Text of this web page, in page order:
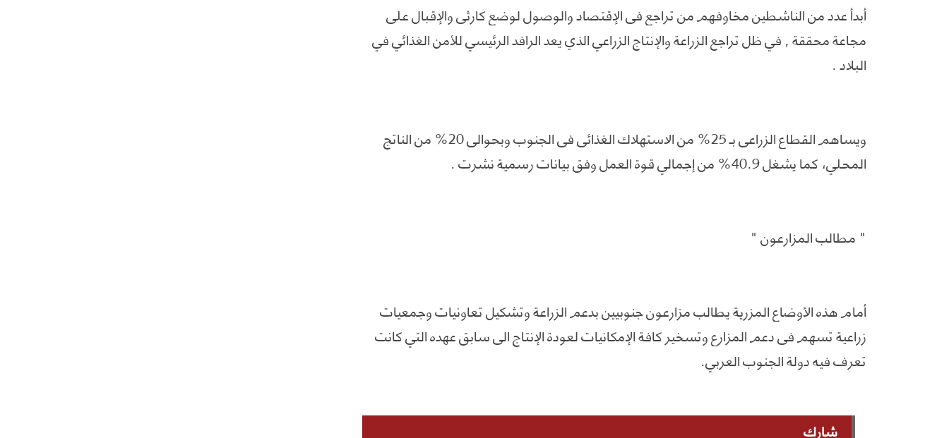
أبدأ عدد من الناشطين مخاوفهم من تراجع في الإقتصاد والوصول لوضع كارثي والإقبال على
مجاعة محققة , في ظل تراجع الزراعة والإنتاج الزراعي الذي يعد الرافد الرئيسي للأمن الغذائي في
البلاد .
ويساهم القطاع الزراعي بـ 25% من الاستهلاك الغذائي في الجنوب وبحوالي 20% من الناتج
المحلي، كما يشغل 40.9% من إجمالي قوة العمل وفق بيانات رسمية نشرت .
" مطالب المزارعون "
أمام هذه الأوضاع المزرية يطالب مزارعون جنوبيين بدعم الزراعة وتشكيل تعاونيات وجمعيات
زراعية تسهم في دعم المزارع وتسخير كافة الإمكانيات لعودة الإنتاج الى سابق عهده التي كانت
تعرف فيه دولة الجنوب العربي.
شارك